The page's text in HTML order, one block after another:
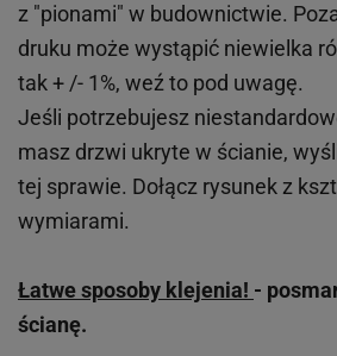
z "pionami" w budownictwie.
druku może wystąpić niewielka
tak + /- 1%, weź to pod uwagę.
Jeśli potrzebujesz
masz drzwi ukryte w ścianie,
tej sprawie. Dołącz rysunek z
wymiarami.
Łatwe sposoby klejenia! -
ścianę.